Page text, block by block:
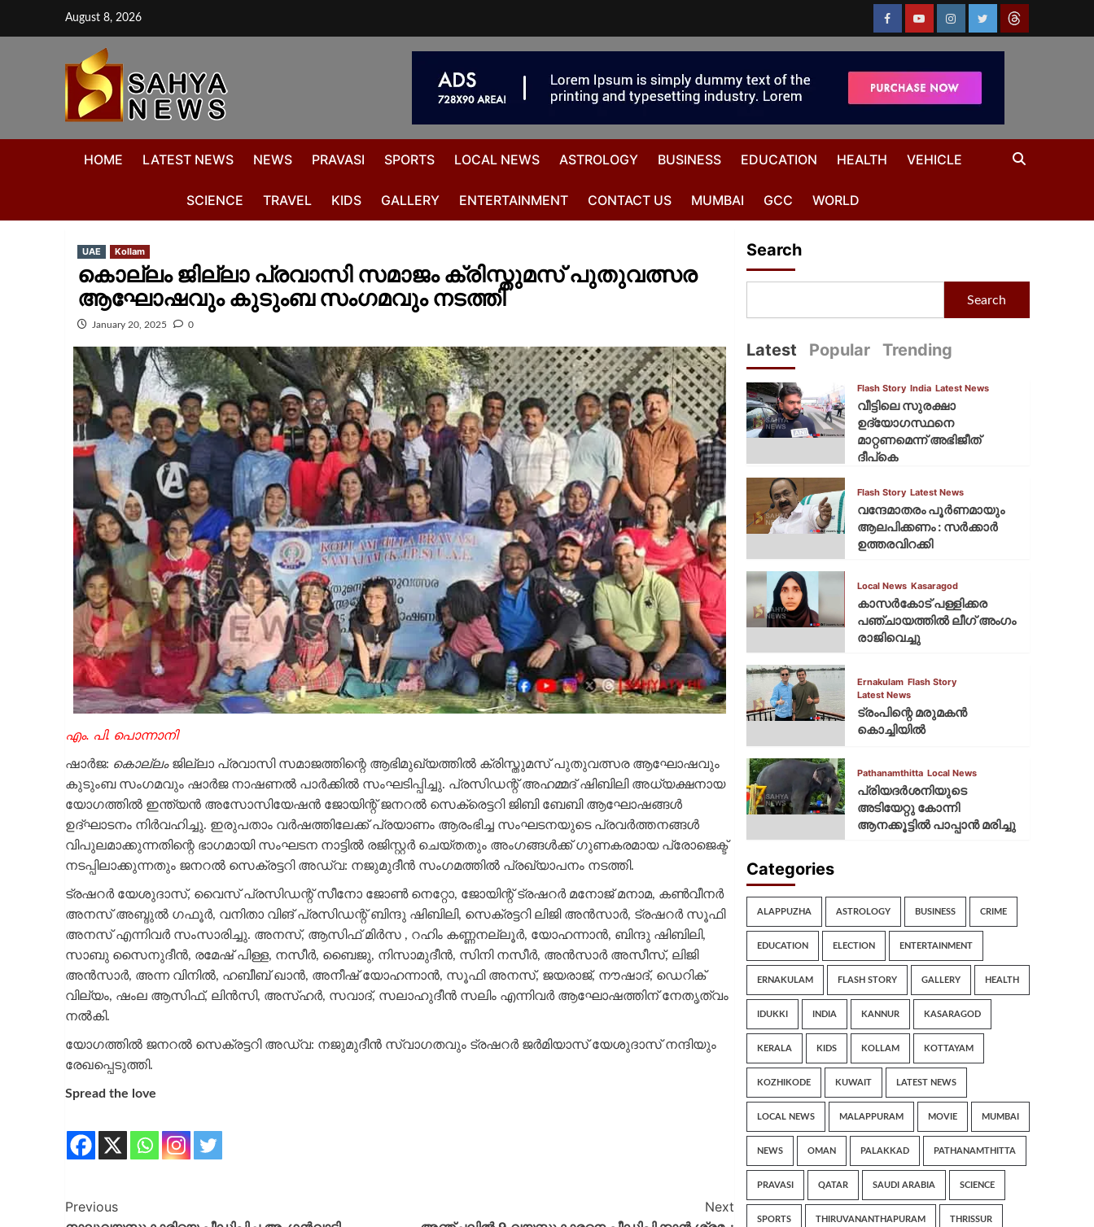
August 8, 2026
HOME LATEST NEWS NEWS PRAVASI SPORTS LOCAL NEWS ASTROLOGY BUSINESS EDUCATION HEALTH VEHICLE
SCIENCE TRAVEL KIDS GALLERY ENTERTAINMENT CONTACT US MUMBAI GCC WORLD
UAE Kollam
കൊല്ലം ജില്ലാ പ്രവാസി സമാജം ക്രിസ്തുമസ് പുതുവത്സര
ആഘോഷവും കുടുംബ സംഗമവും നടത്തി
January 20, 2025 0
എം. പി. പൊന്നാനി
ഷാർജ: കൊല്ലംജില്ലാ പ്രവാസി സമാജത്തിന്റെ ആഭിമുഖ്യത്തിൽ ക്രിസ്തുമസ് പുതുവത്സര ആഘോഷവും
കുടുംബ സംഗമവും ഷാർജ നാഷണൽ പാർക്കിൽ സംഘടിപ്പിച്ചു. പ്രസിഡന്റ് അഹമ്മദ് ഷിബിലി അധ്യക്ഷനായ
യോഗത്തിൽ ഇന്ത്യൻ അസോസിയേഷൻ ജോയിന്റ് ജനറൽ സെക്രെട്ടറി ജിബി ബേബി ആഘോഷങ്ങൾ
ഉദ്ഘാടനം നിർവഹിച്ചു. ഇരുപതാം വർഷത്തിലേക്ക് പ്രയാണം ആരംഭിച്ച സംഘടനയുടെ പ്രവർത്തനങ്ങൾ
വിപുലമാക്കുന്നതിന്റെ ഭാഗമായി സംഘടന നാട്ടിൽ രജിസ്റ്റർ ചെയ്തതും അംഗങ്ങൾക്ക് ഗുണകരമായ പ്രോജെക്ട്
നടപ്പിലാക്കുന്നതും ജനറൽ സെക്രട്ടറി അഡ്വ: നജുമുദീൻ സംഗമത്തിൽ പ്രഖ്യാപനം നടത്തി.
ട്രഷറർ യേശുദാസ്, വൈസ് പ്രസിഡന്റ് സീനോ ജോൺ നെറ്റോ, ജോയിന്റ് ട്രഷറർ മനോജ് മനാമ, കൺവീനർ
അനസ് അബ്ദുൽ ഗഫൂർ, വനിതാ വിങ് പ്രസിഡന്റ് ബിന്ദു ഷിബിലി, സെക്രട്ടറി ലിജി അൻസാർ, ട്രഷറർ സൂഫി
അനസ് എന്നിവർ സംസാരിച്ചു. അനസ്, ആസിഫ് മിർസ , റഹിം കണ്ണനല്ലൂർ, യോഹന്നാൻ, ബിന്ദു ഷിബിലി,
സാബു സൈനുദീൻ, രമേഷ് പിള്ള, നസീർ, ബൈജു, നിസാമുദീൻ, സിനി നസീർ, അൻസാർ അസീസ്, ലിജി
അൻസാർ, അന്ന വിനിൽ, ഹബീബ് ഖാൻ, അനീഷ് യോഹന്നാൻ, സൂഫി അനസ്, ജയരാജ്, നൗഷാദ്, ഡെറിക്
വില്യം, ഷംല ആസിഫ്, ലിൻസി, അസ്ഹർ, സവാദ്, സലാഹുദീൻ സലിം എന്നിവർ ആഘോഷത്തിന് നേതൃത്വം
നൽകി.
യോഗത്തിൽ ജനറൽ സെക്രട്ടറി അഡ്വ: നജുമുദീൻ സ്വാഗതവും ട്രഷറർ ജർമിയാസ് യേശുദാസ് നന്ദിയും
രേഖപ്പെടുത്തി.
Spread the love
Previous
Next
Search
Search
Latest Popular Trending
Flash Story India Latest News
വീട്ടിലെ സുരക്ഷാ
ഉദ്യോഗസ്ഥനെ
മാറ്റണമെന്ന് അഭിജീത്
ദീപ്‌കെ
Flash Story Latest News
വന്ദേമാതരം പൂര്‍ണമായും
ആലപിക്കണം : സര്‍ക്കാര്‍
ഉത്തരവിറക്കി
Local News Kasaragod
കാസര്‍കോട് പള്ളിക്കര
പഞ്ചായത്തില്‍ ലീഗ് അംഗം
രാജിവെച്ചു
Ernakulam Flash Story
Latest News
ട്രംപിന്റെ മരുമകന്‍
കൊച്ചിയില്‍
Pathanamthitta Local News
പ്രിയദര്‍ശനിയുടെ
അടിയേറ്റു കോന്നി
ആനക്കൂട്ടില്‍ പാപ്പാൻ മരിച്ചു
Categories
ALAPPUZHA ASTROLOGY BUSINESS CRIME
EDUCATION ELECTION ENTERTAINMENT
ERNAKULAM FLASH STORY GALLERY HEALTH
IDUKKI INDIA KANNUR KASARAGOD
KERALA KIDS KOLLAM KOTTAYAM
KOZHIKODE KUWAIT LATEST NEWS
LOCAL NEWS MALAPPURAM MOVIE MUMBAI
NEWS OMAN PALAKKAD PATHANAMTHITTA
PRAVASI QATAR SAUDI ARABIA SCIENCE
SPORTS THIRUVANANTHAPURAM THRISSUR